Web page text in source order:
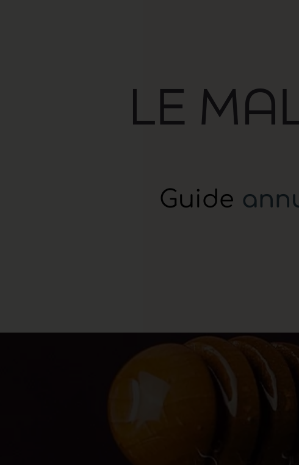
Guide